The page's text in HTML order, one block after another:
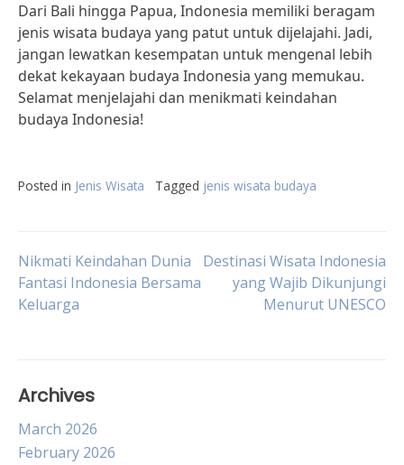
Dari Bali hingga Papua, Indonesia memiliki beragam
jenis wisata budaya yang patut untuk dijelajahi. Jadi,
jangan lewatkan kesempatan untuk mengenal lebih
dekat kekayaan budaya Indonesia yang memukau.
Selamat menjelajahi dan menikmati keindahan
budaya Indonesia!
Posted in Jenis Wisata Tagged jenis wisata budaya
Post
navigation
Nikmati Keindahan Dunia
Fantasi Indonesia Bersama
Keluarga
Destinasi Wisata Indonesia
yang Wajib Dikunjungi
Menurut UNESCO
Archives
March 2026
February 2026